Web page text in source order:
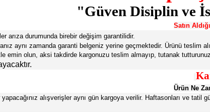
"Güven Disiplin ve
Satın
arıza durumunda birebir değişim garantilidir.
aynı zamanda garanti belgeniz yerine geçmektedir. Ürünü teslim
emin olun, aksi takdirde kargonuzu teslim almayıp, tutanak
Ürün Ne
alışverişler aynı gün kargoya verilir. Haftasonları ve